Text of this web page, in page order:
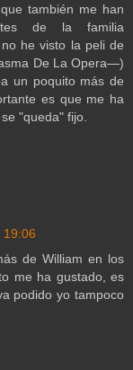
también me han
de la familia
he visto la peli de
De La Opera—)
un poquito más de
es que me ha
"queda" fijo.
19:06
de William en los
me ha gustado, es
podido yo tampoco